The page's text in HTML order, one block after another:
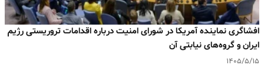
افشاگری نماینده آمریکا در شورای امنیت درباره اقدامات تروریستی رژیم
ایران و گروه‌های نیابتی آن
۱۴۰۵/۵/۱۵